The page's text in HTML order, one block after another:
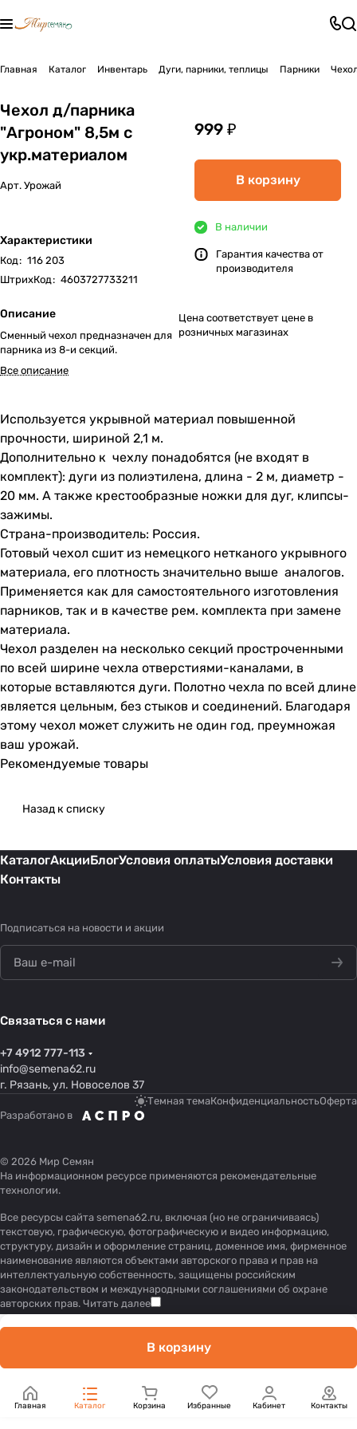
Главная Каталог Инвентарь Дуги, парники, теплицы Парники
Чехол д/парника
"Агроном" 8,5м с
укр.материалом
Арт. Урожай
Характеристики
Код: 116 203
ШтрихКод: 4603727733211
Описание
Сменный чехол предназначен для
парника из 8-и секций.
Все описание
999 ₽
В корзину
В наличии
Гарантия качества от
производителя
Цена соответствует цене в
розничных магазинах
Используется укрывной материал повышенной
прочности, шириной 2,1 м.
Дополнительно к чехлу понадобятся (не входят в
комплект): дуги из полиэтилена, длина - 2 м, диаметр -
20 мм. А также крестообразные ножки для дуг, клипсы-
зажимы.
Страна-производитель: Россия.
Готовый чехол сшит из немецкого нетканого укрывного
материала, его плотность значительно выше аналогов.
Применяется как для самостоятельного изготовления
парников, так и в качестве рем. комплекта при замене
материала.
Чехол разделен на несколько секций простроченными
по всей ширине чехла отверстиями-каналами, в
которые вставляются дуги. Полотно чехла по всей длине
является цельным, без стыков и соединений. Благодаря
этому чехол может служить не один год, преумножая
ваш урожай.
Рекомендуемые товары
Назад к списку
КаталогАкцииБлогУсловия оплатыУсловия доставки
Контакты
Подписаться на новости и акции
Связаться с нами
+7 4912 777-113
info@semena62.ru
г. Рязань, ул. Новоселов 37
Темная темаКонфиденциальностьОферта
Разработано в
© 2026 Мир Семян
На информационном ресурсе применяются рекомендательные
технологии.
Все ресурсы сайта semena62.ru, включая (но не ограничиваясь)
текстовую, графическую, фотографическую и видео информацию,
структуру, дизайн и оформление страниц, доменное имя, фирменное
наименование являются объектами авторского права и прав на
интеллектуальную собственность, защищены российским
законодательством и международными соглашениями об охране
авторских прав. Читать далее
В корзину
Главная Каталог Корзина Избранные Кабинет Контакты